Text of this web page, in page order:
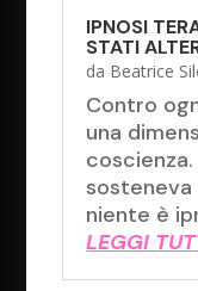
IPNOSI
STATI
da Beatrice
Contro
una
niente è
LEGGI